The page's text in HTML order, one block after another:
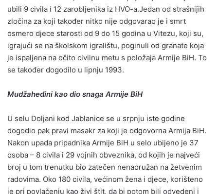
ubili 9 civila i 12 zarobljenika iz HVO-a.Jedan od strašnijih
zločina za koji također nitko nije odgovarao je i smrt
osmero djece starosti od 9 do 15 godina u Vitezu, koji su,
igrajući se na školskom igralištu, poginuli od granate koja
je ispaljena na očito civilnu metu s položaja Armije BiH. To
se također dogodilo u lipnju 1993.
Mudžahedini kao dio snaga Armije BiH
U selu Doljani kod Jablanice se u srpnju iste godine
dogodio pak pravi masakr za koji je odgovorna Armija BiH.
Nakon upada pripadnika Armije BiH u selo ubijeno je 37
osoba – 8 civila i 29 vojnih obveznika, od kojih je najveći
broj u tom trenutku bio zatečen nenaoružan na žetvenim
radovima. Oko 180 civila, većinom žena i djece, korišteno
je pri povlačenju kao živi štit, da bi potom bili odvedeni i